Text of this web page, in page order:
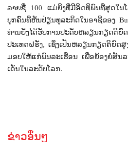
ລາຍຊື່ 100 ແມ່ຍິງທີ່ມີອິດທິພົນທີ່ສຸດໃນ
ບຸກຄົນທີ່ຫັນປ່ຽນທຸລະກິດໃນອາຊີຂອງ
ທ່ານຍັງໄດ້ຮັບການປະດັບຫລຽນກຽດຕິຍົ
ປະເທດຝຣັ່ງ, ເຊິ່ງເປັນຫລຽນກຽດຕິຍົດ
ມອບໃຫ້ແກ່ພົນລະເຮືອນ ເພື່ອຍ້ອງຍໍສັນ
ເດັ່ນໃນລະດັບໂລກ.
ຂ່າວອື່ນໆ